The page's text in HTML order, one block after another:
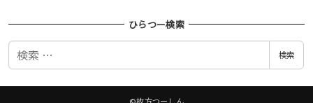
ひらつー検索
検
検索